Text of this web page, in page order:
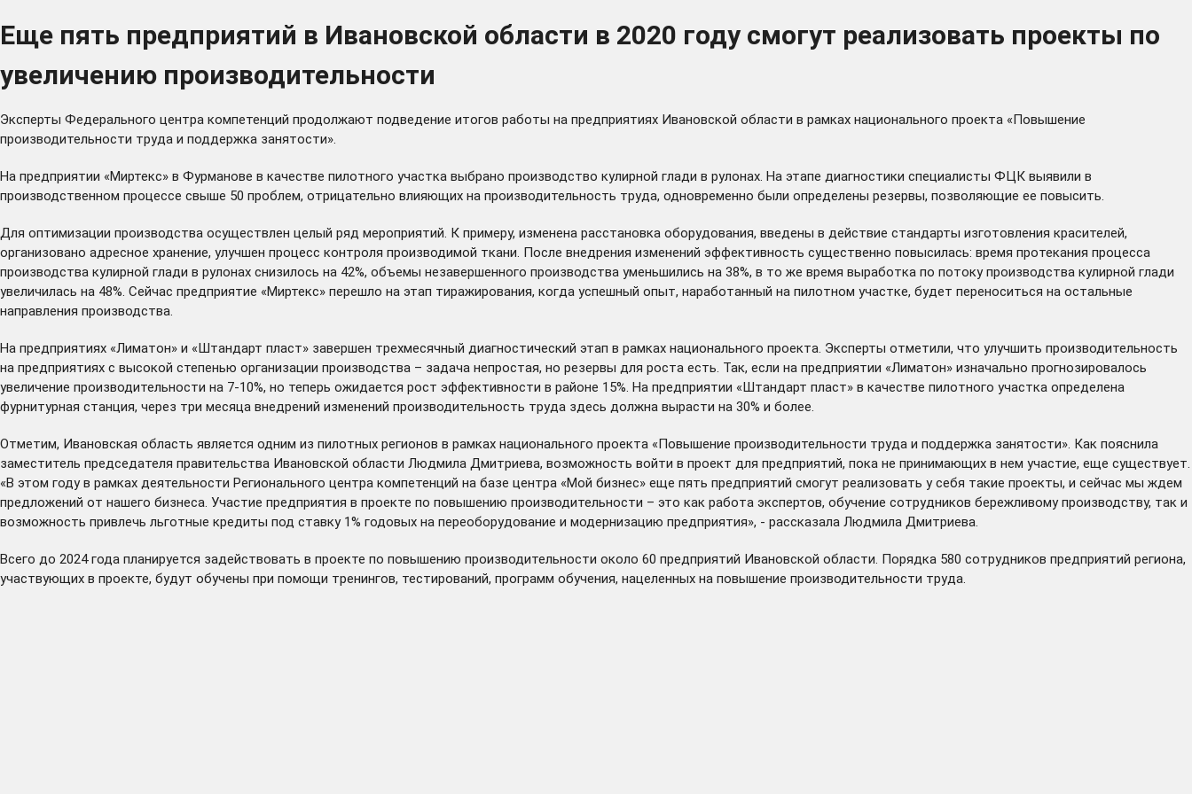
Еще пять предприятий в Ивановской области в 2020 году смогут реализовать проекты по
увеличению производительности
Эксперты Федерального центра компетенций продолжают подведение итогов работы на предприятиях Ивановской области в рамках национального проекта «Повышение
производительности труда и поддержка занятости».
На предприятии «Миртекс» в Фурманове в качестве пилотного участка выбрано производство кулирной глади в рулонах. На этапе диагностики специалисты ФЦК выявили в
производственном процессе свыше 50 проблем, отрицательно влияющих на производительность труда, одновременно были определены резервы, позволяющие ее повысить.
Для оптимизации производства осуществлен целый ряд мероприятий. К примеру, изменена расстановка оборудования, введены в действие стандарты изготовления красителей,
организовано адресное хранение, улучшен процесс контроля производимой ткани. После внедрения изменений эффективность существенно повысилась: время протекания процесса
производства кулирной глади в рулонах снизилось на 42%, объемы незавершенного производства уменьшились на 38%, в то же время выработка по потоку производства кулирной глади
увеличилась на 48%. Сейчас предприятие «Миртекс» перешло на этап тиражирования, когда успешный опыт, наработанный на пилотном участке, будет переноситься на остальные
направления производства.
На предприятиях «Лиматон» и «Штандарт пласт» завершен трехмесячный диагностический этап в рамках национального проекта. Эксперты отметили, что улучшить производительность
на предприятиях с высокой степенью организации производства – задача непростая, но резервы для роста есть. Так, если на предприятии «Лиматон» изначально прогнозировалось
увеличение производительности на 7-10%, но теперь ожидается рост эффективности в районе 15%. На предприятии «Штандарт пласт» в качестве пилотного участка определена
фурнитурная станция, через три месяца внедрений изменений производительность труда здесь должна вырасти на 30% и более.
Отметим, Ивановская область является одним из пилотных регионов в рамках национального проекта «Повышение производительности труда и поддержка занятости». Как пояснила
заместитель председателя правительства Ивановской области Людмила Дмитриева, возможность войти в проект для предприятий, пока не принимающих в нем участие, еще существует.
«В этом году в рамках деятельности Регионального центра компетенций на базе центра «Мой бизнес» еще пять предприятий смогут реализовать у себя такие проекты, и сейчас мы ждем
предложений от нашего бизнеса. Участие предприятия в проекте по повышению производительности – это как работа экспертов, обучение сотрудников бережливому производству, так и
возможность привлечь льготные кредиты под ставку 1% годовых на переоборудование и модернизацию предприятия», - рассказала Людмила Дмитриева.
Всего до 2024 года планируется задействовать в проекте по повышению производительности около 60 предприятий Ивановской области. Порядка 580 сотрудников предприятий региона,
участвующих в проекте, будут обучены при помощи тренингов, тестирований, программ обучения, нацеленных на повышение производительности труда.